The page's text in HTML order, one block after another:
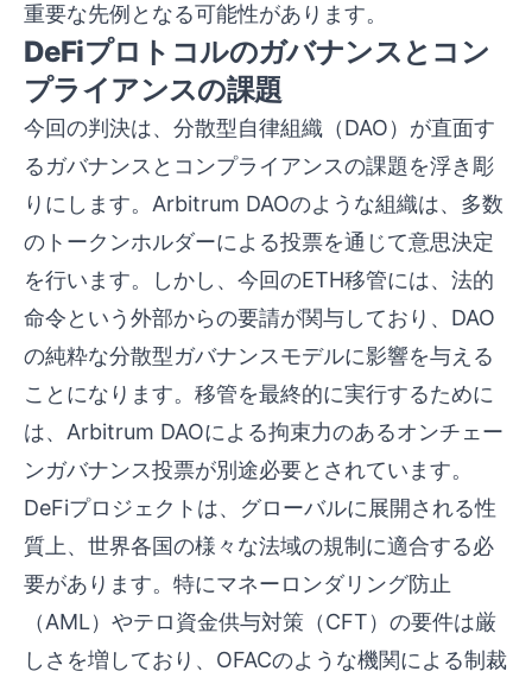
重要な先例となる可能性があります。
DeFiプロトコルのガバナンスとコン
プライアンスの課題
今回の判決は、分散型自律組織（DAO）が直面す
るガバナンスとコンプライアンスの課題を浮き彫
りにします。Arbitrum DAOのような組織は、多数
のトークンホルダーによる投票を通じて意思決定
を行います。しかし、今回のETH移管には、法的
命令という外部からの要請が関与しており、DAO
の純粋な分散型ガバナンスモデルに影響を与える
ことになります。移管を最終的に実行するために
は、Arbitrum DAOによる拘束力のあるオンチェー
ンガバナンス投票が別途必要とされています。
DeFiプロジェクトは、グローバルに展開される性
質上、世界各国の様々な法域の規制に適合する必
要があります。特にマネーロンダリング防止
（AML）やテロ資金供与対策（CFT）の要件は厳
しさを増しており、OFACのような機関による制裁